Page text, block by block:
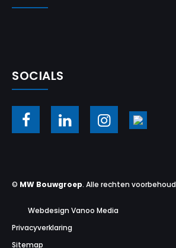
SOCIALS
© MW Bouwgroep. Alle rechten
Webdesign Vanoo Media
Privacyverklaring
Sitemap